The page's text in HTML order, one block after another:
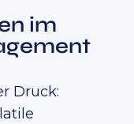
im
Druck: